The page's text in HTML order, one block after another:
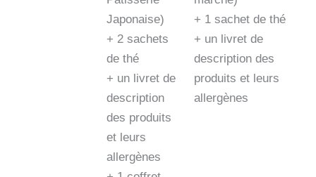
Japonaise)
+ 2 sachets
de thé
+ un livret de
description
des produits
et leurs
allergènes
+ 1 sachet de thé
+ un livret de
description des
produits et leurs
allergènes